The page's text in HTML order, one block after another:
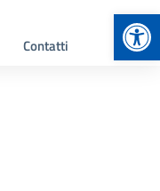
Contatti